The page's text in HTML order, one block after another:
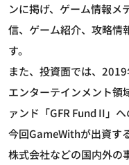
ンに掲げ、ゲーム情報メ
信、ゲーム紹介、攻略情
す。
また、投資面では、
エンターテインメント領
ァンド「GFR Fund II」
今回GameWithが出資す
株式会社などの国内外の